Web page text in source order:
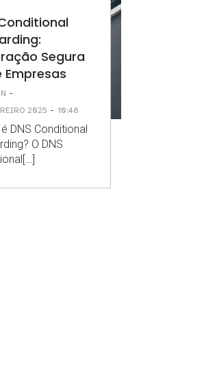
Segura
Empresas
-
2025 - 10:48
é DNS Conditional
O DNS